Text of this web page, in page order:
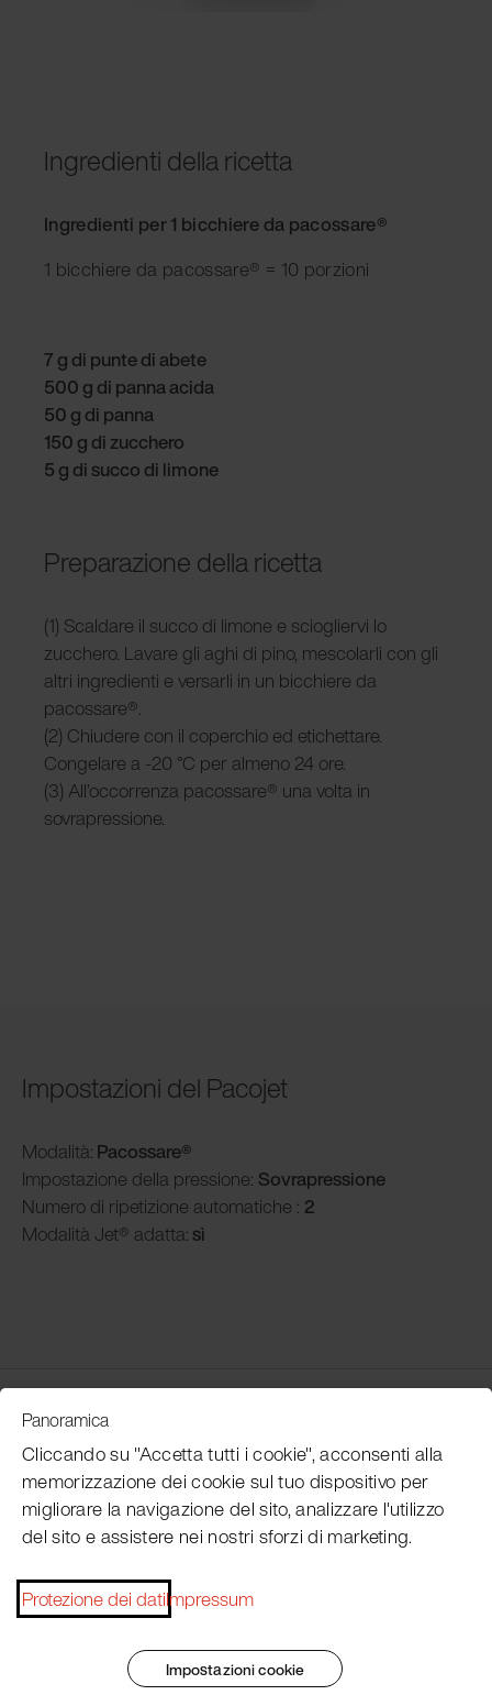
Ingredienti della ricetta
Ingredienti per 1 bicchiere da pacossare®
1 bicchiere da pacossare® = 10 porzioni
7 g di punte di abete
500 g di panna acida
50 g di panna
150 g di zucchero
5 g di succo di limone
Preparazione della ricetta
(1) Scaldare il succo di limone e sciogliervi lo
zucchero. Lavare gli aghi di pino, mescolarli con gli
altri ingredienti e versarli in un bicchiere da
pacossare®.
(2) Chiudere con il coperchio ed etichettare.
Congelare a -20 °C per almeno 24 ore.
(3) All’occorrenza pacossare® una volta in
sovrapressione.
Impostazioni del Pacojet
Modalità: Pacossare®
Impostazione della pressione: Sovrapressione
Numero di ripetizione automatiche : 2
Modalità Jet® adatta:sì
Customer Service
Subscribe Pacojet Newsletter
Would you like to be regularly updated on news, event
Panoramica
Cliccando su "Accetta tutti i cookie", acconsenti alla
memorizzazione dei cookie sul tuo dispositivo per
migliorare la navigazione del sito, analizzare l'utilizzo
del sito e assistere nei nostri sforzi di marketing.
Protezione dei datiImpressum
Impostazioni cookie